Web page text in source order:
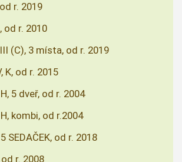
r. 2019
od r. 2010
(C), 3 místa, od r. 2019
K, od r. 2015
5 dveř, od r. 2004
kombi, od r.2004
SEDAČEK, od r. 2018
r. 2008